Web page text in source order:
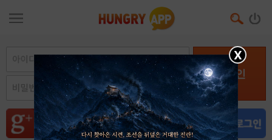
로그인
X